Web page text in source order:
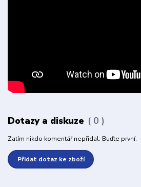
Dotazy a diskuze 0
Zatím nikdo komentář nepřidal. Buďte první.
Přidat dotaz ke zboží